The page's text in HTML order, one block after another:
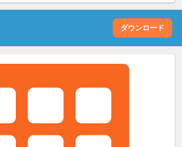
ダウンロード